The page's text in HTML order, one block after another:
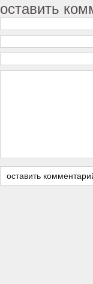
оставить